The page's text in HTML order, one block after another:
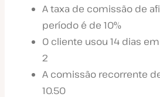
A taxa de comissão de
período é de 10%
O cliente usou 14 dias
2
A comissão recorrente
10.50